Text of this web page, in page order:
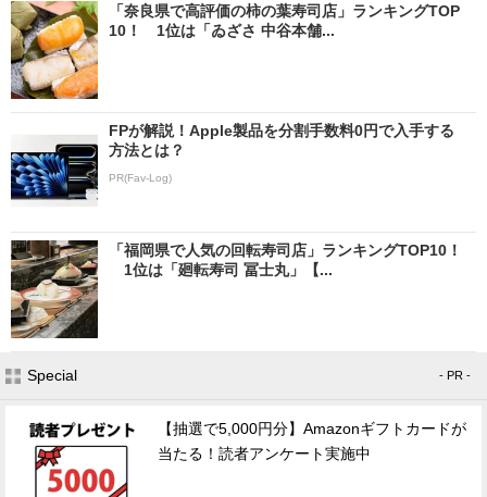
「奈良県で高評価の柿の葉寿司店」ランキングTOP
10！ 1位は「ゐざさ 中谷本舗...
FPが解説！Apple製品を分割手数料0円で入手する
方法とは？
PR(Fav-Log)
「福岡県で人気の回転寿司店」ランキングTOP10！
1位は「廻転寿司 冨士丸」【...
Special - PR -
【抽選で5,000円分】Amazonギフトカードが
当たる！読者アンケート実施中